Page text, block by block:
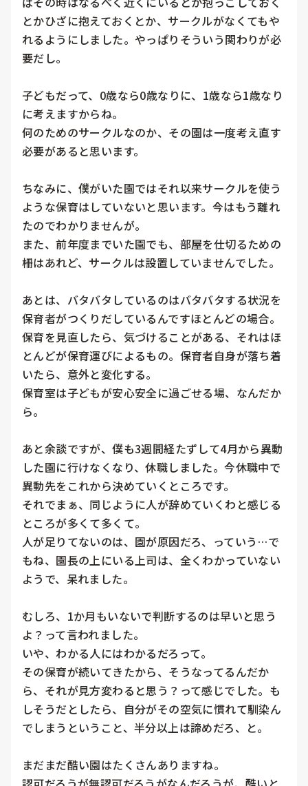
とかひざに抱えておくとか、サークルがなくてもや
れるようにしました。やっぱりそういう関わりが必
要だし。
子どもだって、0歳なら0歳なりに、1歳なら1歳なり
に考えますからね。
何のためのサークルなのか、その園は一度考え直す
必要があると思います。
ちなみに、僕がいた園ではそれ以来サークルを使う
ような保育はしていないと思います。今はもう離れ
たのでわかりませんが。
また、前年度までいた園でも、部屋を仕切るための
柵はあれど、サークルは設置していませんでした。
あとは、バタバタしているのはバタバタする状況を
保育者がつくりだしているんですほとんどの場合。
保育を見直したら、気づけることがある、それはほ
とんどが保育運びによるもの。保育者自身が落ち着
いたら、意外と変化する。
保育室は子どもが安心安全に過ごせる場、なんだか
ら。
あと余談ですが、僕も3週間経たずして4月から異動
した園に行けなくなり、休職しました。今休職中で
異動先をこれから決めていくところです。
それでまぁ、同じように人が辞めていくわと感じる
ところが多くて多くて。
人が足りてないのは、園が原因だろ、っていう…で
もね、園長の上にいる上司は、全くわかっていない
ようで、呆れました。
むしろ、1か月もいないで判断するのは早いと思う
よ？って言われました。
いや、わかる人にはわかるだろって。
その保育が続いてきたから、そうなってるんだか
ら、それが見方変わると思う？って感じでした。も
しそうだとしたら、自分がその空気に慣れて馴染ん
でしまうということ、半分以上は諦めだろ、と。
まだまだ酷い園はたくさんありますね。